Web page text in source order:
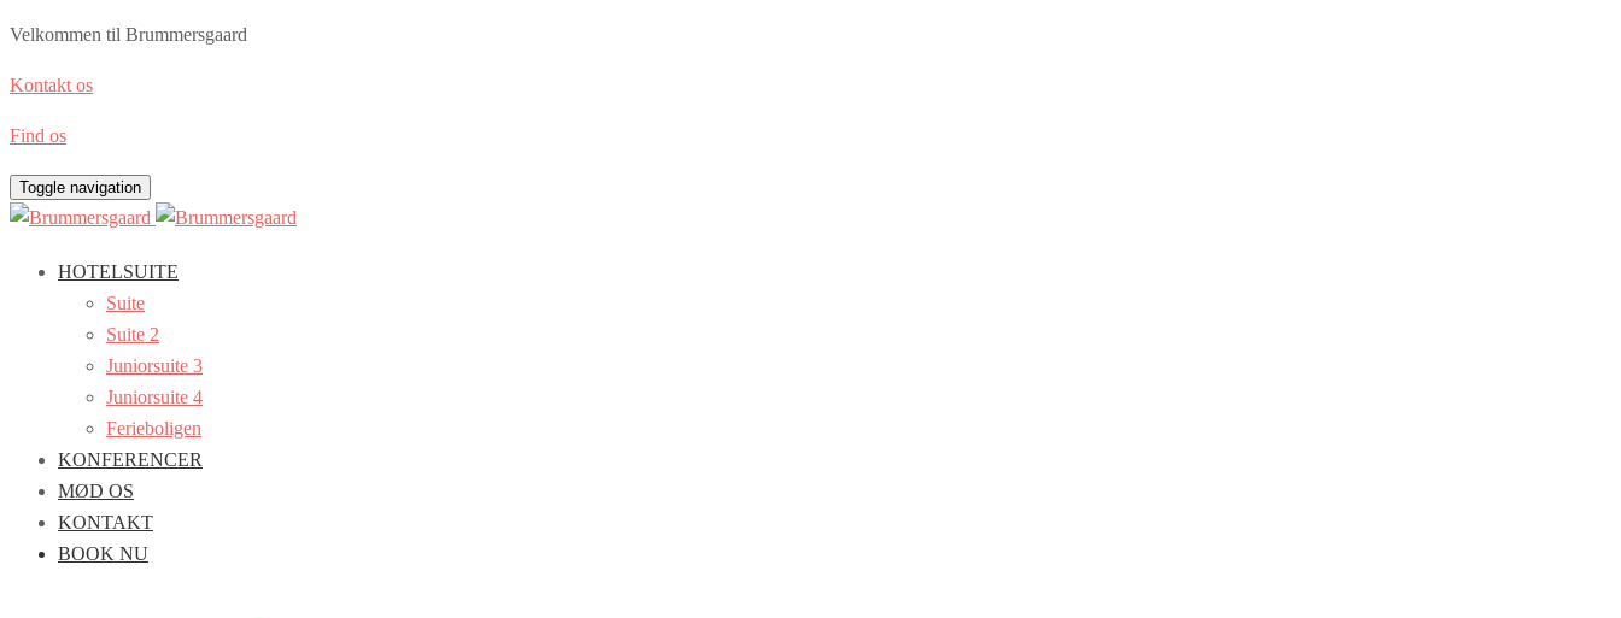
Velkommen til Brummersgaard
Kontakt os
Find os
Toggle navigation
HOTELSUITE
Suite
Suite 2
Juniorsuite 3
Juniorsuite 4
Ferieboligen
KONFERENCER
MØD OS
KONTAKT
BOOK NU